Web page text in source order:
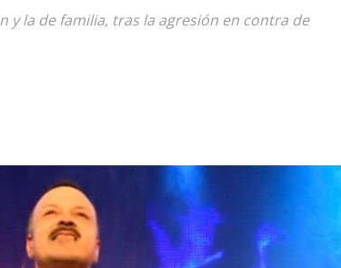
y la de familia, tras la agresión en contra de